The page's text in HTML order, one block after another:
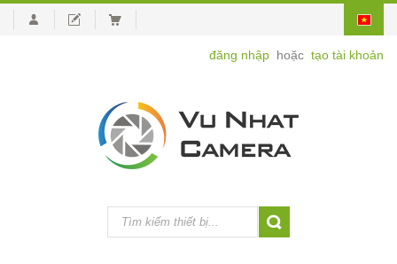
đăng nhập hoặc tạo tài khoản